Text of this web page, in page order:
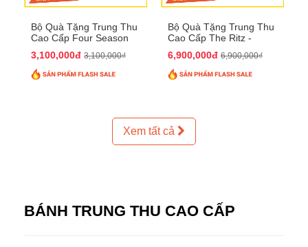
Bộ Quà Tặng Trung Thu
Cao Cấp Four Season
3,100,000đ 3,100,000₫
Bộ Quà Tặng Trung Thu
Cao Cấp The Ritz -
6,900,000đ 6,900,000₫
Xem tất cả
BÁNH TRUNG THU CAO CẤP